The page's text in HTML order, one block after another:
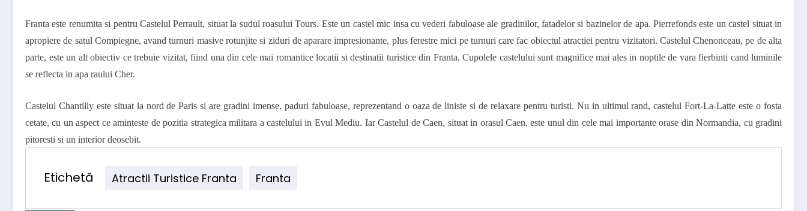
Franta este renumita si pentru Castelul Perrault, situat la sudul roasului Tours. Este un castel mic insa cu vederi fabuloase ale gradinilor, fatadelor si bazinelor de apa. Pierrefonds este un castel situat in
apropiere de satul Compiegne, avand turnuri masive rotunjite si ziduri de aparare impresionante, plus ferestre mici pe turnuri care fac obiectul atractiei pentru vizitatori. Castelul Chenonceau, pe de alta
parte, este un alt obiectiv ce trebuie vizitat, fiind una din cele mai romantice locatii si destinatii turistice din Franta. Cupolele castelului sunt magnifice mai ales in noptile de vara fierbinti cand luminile
se reflecta in apa raului Cher.
Castelul Chantilly este situat la nord de Paris si are gradini imense, paduri fabuloase, reprezentand o oaza de liniste si de relaxare pentru turisti. Nu in ultimul rand, castelul Fort-La-Latte este o fosta
cetate, cu un aspect ce aminteste de pozitia strategica militara a castelului in Evul Mediu. Iar Castelul de Caen, situat in orasul Caen, este unul din cele mai importante orase din Normandia, cu gradini
pitoresti si un interior deosebit.
Etichetă Atractii Turistice Franta Franta